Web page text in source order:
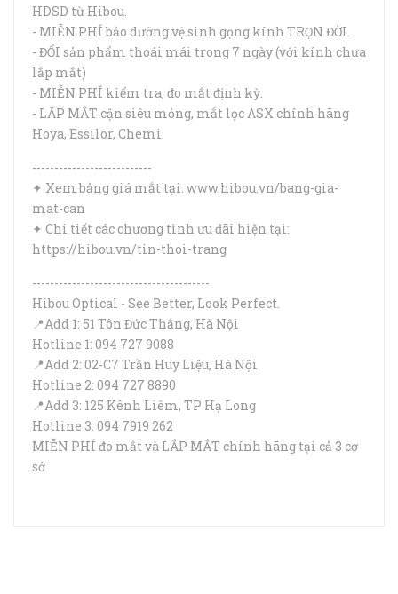
HDSD từ Hibou.
- MIỄN PHÍ bảo dưỡng vệ sinh gọng kính TRỌN ĐỜI.
- ĐỔI sản phẩm thoái mái trong 7 ngày (với kính chưa
lắp mắt)
- MIỄN PHÍ kiểm tra, đo mắt định kỳ.
- LẮP MẮT cận siêu mỏng, mắt lọc ASX chính hãng
Hoya, Essilor, Chemi
---------------------------
✦ Xem bảng giá mắt tại: www.hibou.vn/bang-gia-
mat-can
✦ Chi tiết các chương tình ưu đãi hiện tại:
https://hibou.vn/tin-thoi-trang
----------------------------------------
Hibou Optical - See Better, Look Perfect.
📍Add 1: 51 Tôn Đức Thắng, Hà Nội
Hotline 1: 094 727 9088
📍Add 2: 02-C7 Trần Huy Liệu, Hà Nội
Hotline 2: 094 727 8890
📍Add 3: 125 Kênh Liêm, TP Hạ Long
Hotline 3: 094 7919 262
MIỄN PHÍ đo mắt và LẮP MẮT chính hãng tại cả 3 cơ
sở